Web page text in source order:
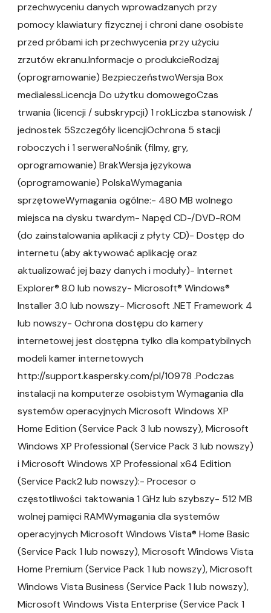
przechwyceniu danych wprowadzanych przy
pomocy klawiatury fizycznej i chroni dane osobiste
przed próbami ich przechwycenia przy użyciu
zrzutów ekranu.Informacje o produkcieRodzaj
(oprogramowanie) BezpieczeństwoWersja Box
medialessLicencja Do użytku domowegoCzas
trwania (licencji / subskrypcji) 1 rokLiczba stanowisk /
jednostek 5Szczegóły licencjiOchrona 5 stacji
roboczych i 1 serweraNośnik (filmy, gry,
oprogramowanie) BrakWersja językowa
(oprogramowanie) PolskaWymagania
sprzętoweWymagania ogólne:- 480 MB wolnego
miejsca na dysku twardym- Napęd CD-/DVD-ROM
(do zainstalowania aplikacji z płyty CD)- Dostęp do
internetu (aby aktywować aplikację oraz
aktualizować jej bazy danych i moduły)- Internet
Explorer® 8.0 lub nowszy- Microsoft® Windows®
Installer 3.0 lub nowszy- Microsoft .NET Framework 4
lub nowszy- Ochrona dostępu do kamery
internetowej jest dostępna tylko dla kompatybilnych
modeli kamer internetowych
http://support.kaspersky.com/pl/10978 .Podczas
instalacji na komputerze osobistym Wymagania dla
systemów operacyjnych Microsoft Windows XP
Home Edition (Service Pack 3 lub nowszy), Microsoft
Windows XP Professional (Service Pack 3 lub nowszy)
i Microsoft Windows XP Professional x64 Edition
(Service Pack2 lub nowszy):- Procesor o
częstotliwości taktowania 1 GHz lub szybszy- 512 MB
wolnej pamięci RAMWymagania dla systemów
operacyjnych Microsoft Windows Vista® Home Basic
(Service Pack 1 lub nowszy), Microsoft Windows Vista
Home Premium (Service Pack 1 lub nowszy), Microsoft
Windows Vista Business (Service Pack 1 lub nowszy),
Microsoft Windows Vista Enterprise (Service Pack 1